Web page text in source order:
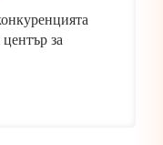
за